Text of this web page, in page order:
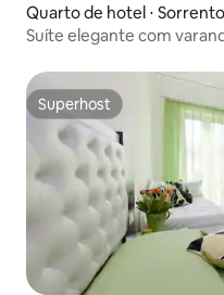
Quarto de hotel ⋅ Sorrento
Suíte elegante com
Superhost
Superhost